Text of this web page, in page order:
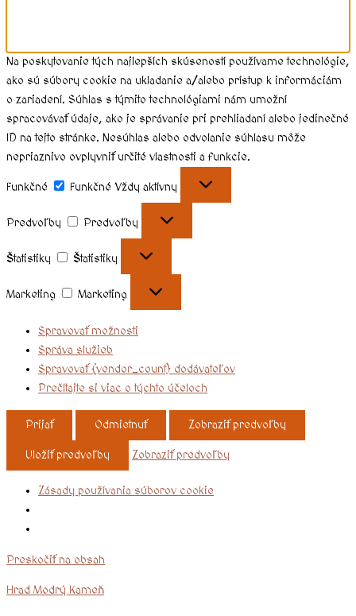
Na poskytovanie tých najlepších skúseností používame technológie,
ako sú súbory cookie na ukladanie a/alebo prístup k informáciám
o zariadení. Súhlas s týmito technológiami nám umožní
spracovávať údaje, ako je správanie pri prehliadaní alebo jedinečné
ID na tejto stránke. Nesúhlas alebo odvolanie súhlasu môže
nepriaznivo ovplyvniť určité vlastnosti a funkcie.
Funkčné Funkčné Vždy aktívny
Predvoľby Predvoľby
Štatistiky Štatistiky
Marketing Marketing
Spravovať možnosti
Správa služieb
Spravovať {vendor_count} dodávateľov
Prečítajte si viac o týchto účeloch
Prijať Odmietnuť Zobraziť predvoľby
Uložiť predvoľby Zobraziť predvoľby
Zásady používania súborov cookie
Preskočiť na obsah
Hrad Modrý Kameň